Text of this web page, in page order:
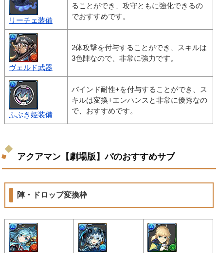
リーチェ装備
ることができ、攻守ともに強化できるの
でおすすめです。
ヴェルド武器
2体攻撃を付与することができ、スキルは
3色陣なので、非常に強力です。
ふぶき姫装備
バインド耐性+を付与することができ、ス
キルは変換+エンハンスと非常に優秀なの
で、おすすめです。
アクアマン【劇場版】パのおすすめサブ
陣・ドロップ変換枠